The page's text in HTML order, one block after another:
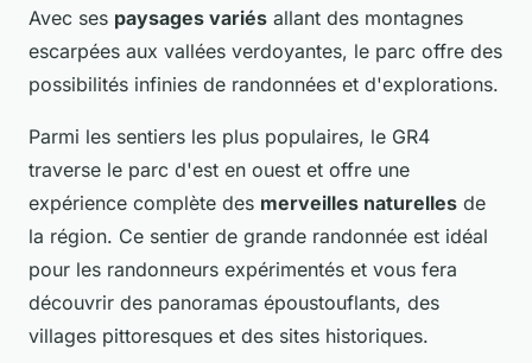
Avec ses paysages variés allant des montagnes
escarpées aux vallées verdoyantes, le parc offre des
possibilités infinies de randonnées et d'explorations.
Parmi les sentiers les plus populaires, le GR4
traverse le parc d'est en ouest et offre une
expérience complète des merveilles naturelles de
la région. Ce sentier de grande randonnée est idéal
pour les randonneurs expérimentés et vous fera
découvrir des panoramas époustouflants, des
villages pittoresques et des sites historiques.